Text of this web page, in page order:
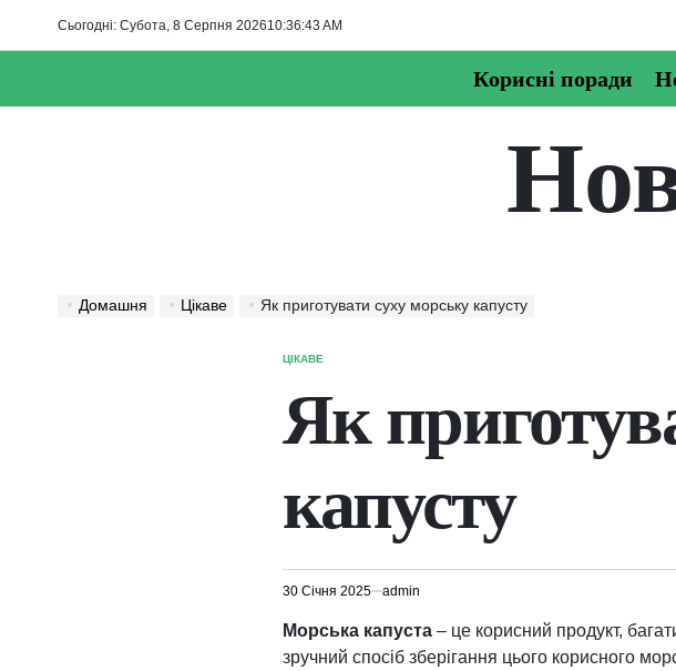
Сьогодні: Субота, 8 Серпня 202610:36:44 AM
Корисні поради
Домашня Цікаве Як приготувати суху морську капусту
ОПУБЛІКУВАТИ
ЦІКАВЕ
Як
капусту
30 Січня 2025 admin
Морська капуста – це корисний продукт,
зручний спосіб зберігання цього корисного